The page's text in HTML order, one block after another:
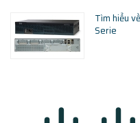
Tìm hiểu
Serie